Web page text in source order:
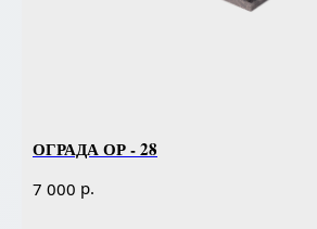
ОГРАДА ОР - 28
7 000 р.